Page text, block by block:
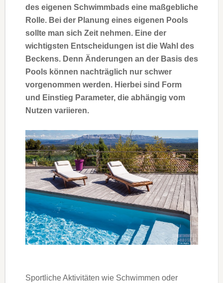
des eigenen Schwimmbads eine maßgebliche
Rolle. Bei der Planung eines eigenen Pools
sollte man sich Zeit nehmen. Eine der
wichtigsten Entscheidungen ist die Wahl des
Beckens. Denn Änderungen an der Basis des
Pools können nachträglich nur schwer
vorgenommen werden. Hierbei sind Form
und Einstieg Parameter, die abhängig vom
Nutzen variieren.
Sportliche Aktivitäten wie Schwimmen oder